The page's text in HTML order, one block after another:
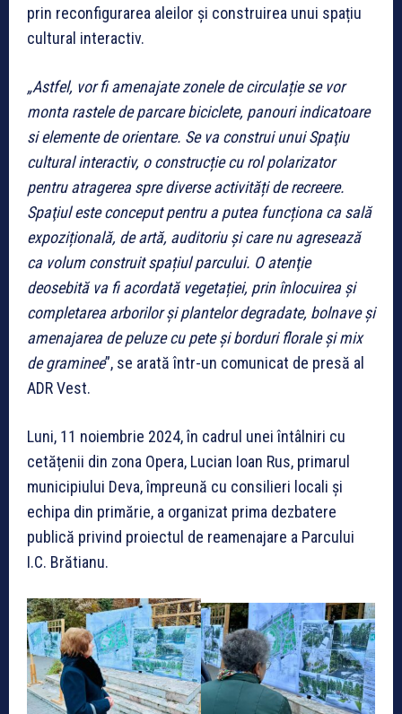
prin reconfigurarea aleilor şi construirea unui spațiu
cultural interactiv.
„Astfel, vor fi amenajate zonele de circulație se vor
monta rastele de parcare biciclete, panouri indicatoare
si elemente de orientare. Se va construi unui Spaţiu
cultural interactiv, o construcție cu rol polarizator
pentru atragerea spre diverse activități de recreere.
Spaţiul este conceput pentru a putea funcționa ca sală
expozițională, de artă, auditoriu şi care nu agresează
ca volum construit spațiul parcului. O atenţie
deosebită va fi acordată vegetației, prin înlocuirea şi
completarea arborilor şi plantelor degradate, bolnave şi
amenajarea de peluze cu pete și borduri florale şi mix
de graminee”, se arată într-un comunicat de presă al
ADR Vest.
Luni, 11 noiembrie 2024, în cadrul unei întâlniri cu
cetățenii din zona Opera, Lucian Ioan Rus, primarul
municipiului Deva, împreună cu consilieri locali și
echipa din primărie, a organizat prima dezbatere
publică privind proiectul de reamenajare a Parcului
I.C. Brătianu.